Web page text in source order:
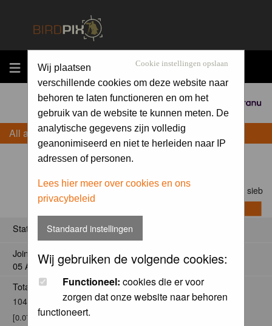
MENU
Sponsored by
Cookie instellingen opslaan
Wij plaatsen
verschillende cookies om deze website naar
behoren te laten functioneren en om het
gebruik van de website te kunnen meten. De
analytische gegevens zijn volledig
geanonimiseerd en niet te herleiden naar IP
adressen of personen.
Lees hier meer over cookies en ons
privacybeleid
Standaard instellingen
Wij gebruiken de volgende cookies:
Functioneel: cookies die er voor
zorgen dat onze website naar behoren
functioneert.
All about sieb
Contact sieb
Status
Joined:
05 Apr 2011
Total posts:
104
[0.07% of total / 0.02 posts per day]